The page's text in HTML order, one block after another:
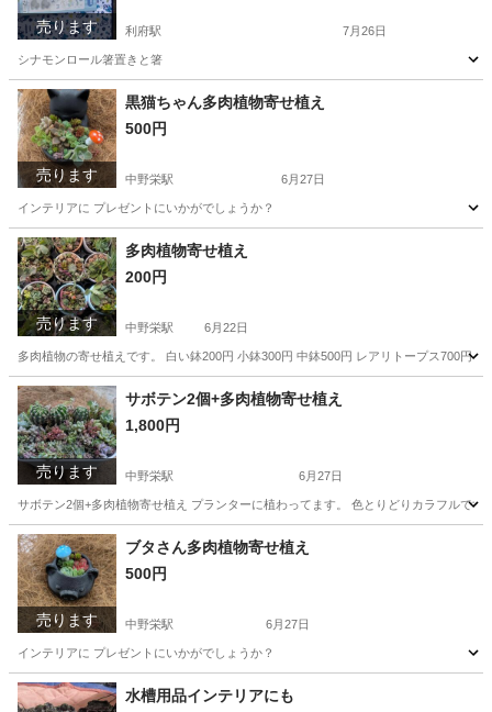
売ります 利府駅 7月26日
シナモンロール箸置きと箸
宮城 塩竈市 利府駅 パズル シナモンロール
売ります
黒猫ちゃん多肉植物寄せ植え
500円
中野栄駅 6月27日
インテリアに プレゼントにいかがでしょうか？
宮城 塩竈市 中野栄駅 家庭用品
売ります
多肉植物寄せ植え
200円
中野栄駅 6月22日
多肉植物の寄せ植えです。 白い鉢200円 小鉢300円 中鉢500円 レアリトープス700円
宮城 塩竈市 中野栄駅 その他 多肉植物
売ります
サボテン2個+多肉植物寄せ植え
1,800円
中野栄駅 6月27日
サボテン2個+多肉植物寄せ植え プランターに植わってます。 色とりどりカラフルです
宮城 塩竈市 中野栄駅 家庭用品 サボテン
売ります
ブタさん多肉植物寄せ植え
500円
中野栄駅 6月27日
インテリアに プレゼントにいかがでしょうか？
宮城 塩竈市 中野栄駅 その他 多肉植物
水槽用品インテリアにも